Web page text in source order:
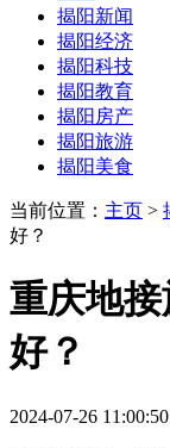
揭阳新闻
揭阳经济
揭阳科技
揭阳教育
揭阳房产
揭阳旅游
揭阳美食
当前位置： 主页 >
好？
重庆地
好？
2024-07-26 11:00:50